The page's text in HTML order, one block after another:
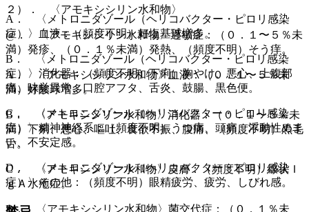
A． 〈メトロニダゾール（ヘリコバクター・ピロリ感染
症）〉血液：（頻度不明）好塩基球増多。
B． 〈メトロニダゾール（ヘリコバクター・ピロリ感染
症）〉消化器：（頻度不明）下痢、胸やけ、悪心、上腹部
痛、味覚異常、口腔アフタ、舌炎、鼓腸、黒色便。
C． 〈メトロニダゾール（ヘリコバクター・ピロリ感染
症）〉精神神経系：（頻度不明）うつ病、頭痛、浮動性めま
い、不安定感。
D． 〈メトロニダゾール（ヘリコバクター・ピロリ感染
症）〉その他：（頻度不明）眼精疲労、疲労、しびれ感。
２）． 〈アモキシシリン水和物〉
@． 〈アモキシシリン水和物〉過敏症：（０．１〜５％未
満）発疹、（０．１％未満）発熱、（頻度不明）そう痒。
A． 〈アモキシシリン水和物〉血液：（０．１〜５％未
満）好酸球増多。
B． 〈アモキシシリン水和物〉消化器：（０．１〜５％未
満）下痢、悪心、嘔吐、食欲不振、腹痛、（頻度不明）黒毛
舌。
C． 〈アモキシシリン水和物〉皮膚：（頻度不明）線状Ｉ
ｇＡ水疱症。
D． 〈アモキシシリン水和物〉菌交代症：（０．１％未